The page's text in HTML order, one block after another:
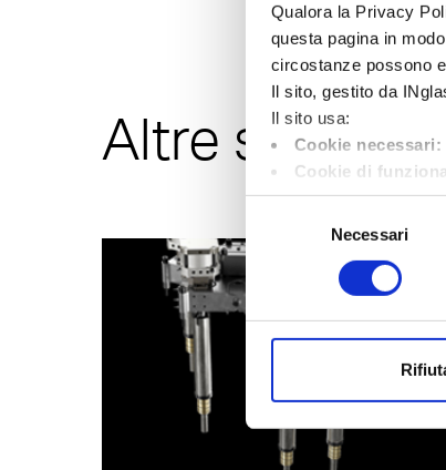
Qualora la Privacy
questa pagina in
circostanze possono
Il sito, gestito da
Il sito usa:
Cookie necessari:
Cookie di
selezione della lingua
Cookie di
delle visite, la durata
nostro sito;
del
consenso
Necessari
Altre